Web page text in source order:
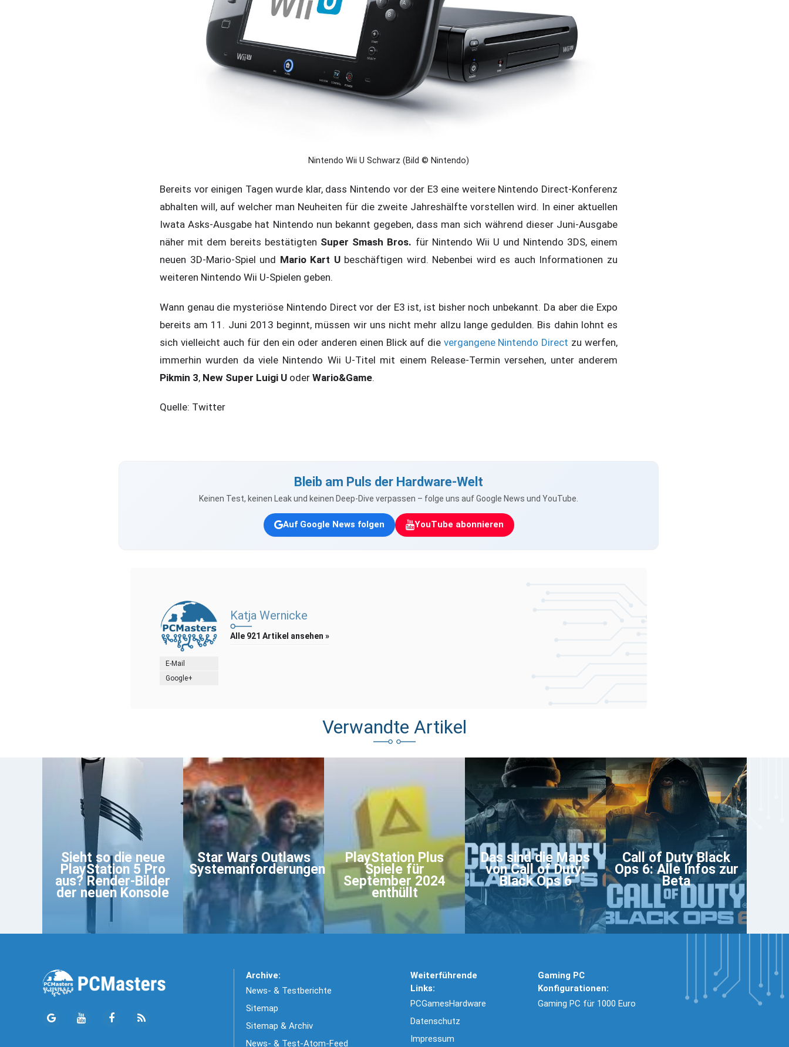
Nintendo Wii U Schwarz (Bild © Nintendo)
Bereits vor einigen Tagen wurde klar, dass Nintendo vor der E3 eine weitere Nintendo Direct-Konferenz
abhalten will, auf welcher man Neuheiten für die zweite Jahreshälfte vorstellen wird. In einer aktuellen
Iwata Asks-Ausgabe hat Nintendo nun bekannt gegeben, dass man sich während dieser Juni-Ausgabe
näher mit dem bereits bestätigten Super Smash Bros. für Nintendo Wii U und Nintendo 3DS, einem
neuen 3D-Mario-Spiel und Mario Kart Ubeschäftigen wird. Nebenbei wird es auch Informationen zu
weiteren Nintendo Wii U-Spielen geben.
Wann genau die mysteriöse Nintendo Direct vor der E3 ist, ist bisher noch unbekannt. Da aber die Expo
bereits am 11. Juni 2013 beginnt, müssen wir uns nicht mehr allzu lange gedulden. Bis dahin lohnt es
sich vielleicht auch für den ein oder anderen einen Blick auf die vergangene Nintendo Direct zu werfen,
immerhin wurden da viele Nintendo Wii U-Titel mit einem Release-Termin versehen, unter anderem
Pikmin 3, New Super Luigi U oder Wario&Game.
Quelle: Twitter
Bleib am Puls der Hardware-Welt
Keinen Test, keinen Leak und keinen Deep-Dive verpassen – folge uns auf Google News und YouTube.
Auf Google News folgen YouTube abonnieren
E-Mail
Google+
Katja Wernicke
Alle 921 Artikel ansehen »
Verwandte Artikel
Sieht so die neue
PlayStation 5 Pro
aus? Render-Bilder
der neuen Konsole
Star Wars Outlaws
Systemanforderungen
PlayStation Plus
Spiele für
September 2024
enthüllt
Das sind die Maps
von Call of Duty:
Black Ops 6
Call of Duty Black
Ops 6: Alle Infos zur
Beta
Archive:
News- & Testberichte
Sitemap
Sitemap & Archiv
News- & Test-Atom-Feed
Weiterführende
Links:
PCGamesHardware
Datenschutz
Impressum
Gaming PC
Konfigurationen:
Gaming PC für 1000 Euro